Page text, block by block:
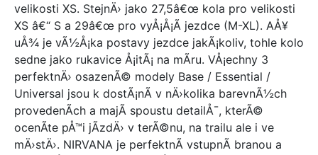
Raymon
Alpina
TRIBAN
Kolsport
Early Rider
ROCKRIDER
Mongoose
Felt
Schwinn
velikosti XS. StejnÄ› jako 27,5â€œ kola pro velikosti
XS â€“ S a 29â€œ pro vyÅ¡Å¡Ã­ jezdce (M-XL). AÅ¥
uÅ¾ je vÃ½Å¡ka postavy jezdce jakÃ¡koliv, tohle kolo
sedne jako rukavice Å¡itÃ¡ na mÃ­ru. VÅ¡echny 3
perfektnÄ› osazenÃ© modely Base / Essential /
Universal jsou k dostÃ¡nÃ­ v nÄ›kolika barevnÃ½ch
provedenÃ­ch a majÃ­ spoustu detailÅ¯, kterÃ©
ocenÃ­te pÅ™i jÃ­zdÄ› v terÃ©nu, na trailu ale i ve
mÄ›stÄ›. NIRVANA je perfektnÃ­ vstupnÃ­ branou a